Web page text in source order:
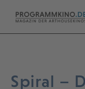
Spiral –